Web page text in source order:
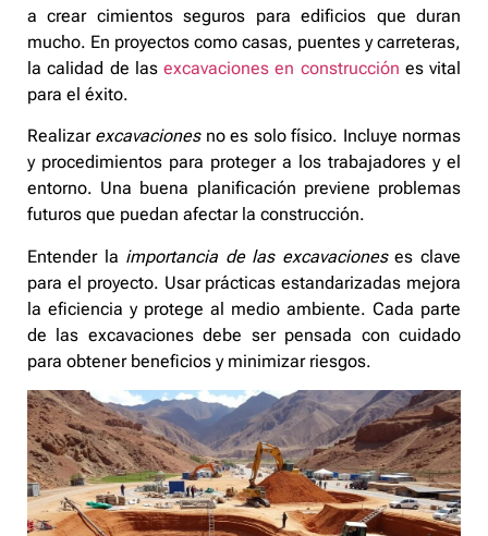
a crear cimientos seguros para edificios que duran
mucho. En proyectos como casas, puentes y carreteras,
la calidad de las excavaciones en construcción es vital
para el éxito.
Realizar excavacionesno es solo físico. Incluye normas
y procedimientos para proteger a los trabajadores y el
entorno. Una buena planificación previene problemas
futuros que puedan afectar la construcción.
Entender la importancia de las excavacioneses clave
para el proyecto. Usar prácticas estandarizadas mejora
la eficiencia y protege al medio ambiente. Cada parte
de las excavaciones debe ser pensada con cuidado
para obtener beneficios y minimizar riesgos.